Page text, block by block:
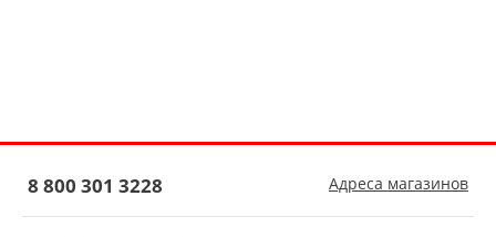
8 800 301 3228 Адреса магазинов